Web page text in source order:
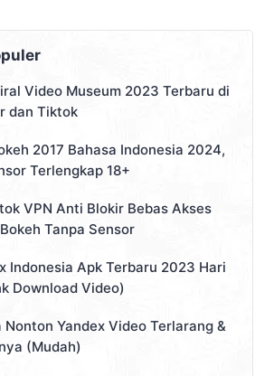
Video Museum 2023 Terbaru di
dan Tiktok
2017 Bahasa Indonesia 2024,
Terlengkap 18+
VPN Anti Blokir Bebas Akses
Tanpa Sensor
Indonesia Apk Terbaru 2023 Hari
Download Video)
Nonton Yandex Video Terlarang &
(Mudah)